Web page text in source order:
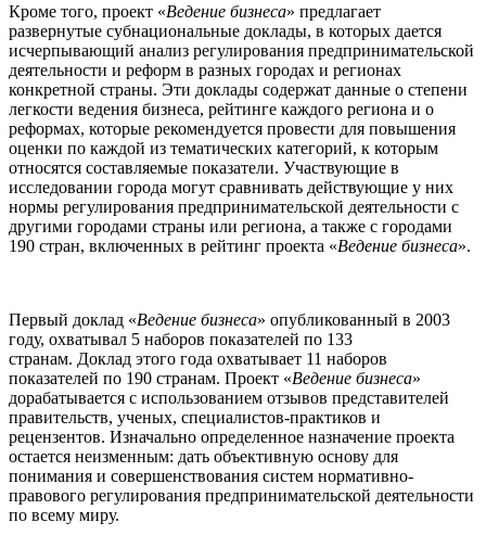
Кроме того, проект «Ведение бизнеса» предлагает
развернутые субнациональные доклады, в которых дается
исчерпывающий анализ регулирования предпринимательской
деятельности и реформ в разных городах и регионах
конкретной страны. Эти доклады содержат данные о степени
легкости ведения бизнеса, рейтинге каждого региона и о
реформах, которые рекомендуется провести для повышения
оценки по каждой из тематических категорий, к которым
относятся составляемые показатели. Участвующие в
исследовании города могут сравнивать действующие у них
нормы регулирования предпринимательской деятельности с
другими городами страны или региона, а также с городами
190 стран, включенных в рейтинг проекта «Ведение бизнеса».
Первый доклад «Ведение бизнеса» опубликованный в 2003
году, охватывал 5 наборов показателей по 133
странам. Доклад этого года охватывает 11 наборов
показателей по 190 странам. Проект «Ведение бизнеса»
дорабатывается с использованием отзывов представителей
правительств, ученых, специалистов-практиков и
рецензентов. Изначально определенное назначение проекта
остается неизменным: дать объективную основу для
понимания и совершенствования систем нормативно-
правового регулирования предпринимательской деятельности
по всему миру.